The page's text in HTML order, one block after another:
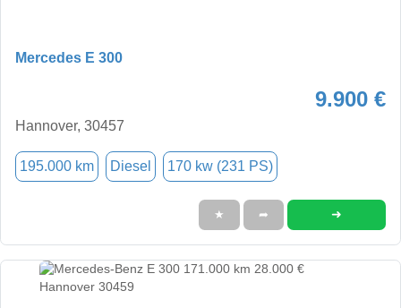
Mercedes E 300
9.900 €
Hannover, 30457
195.000 km Diesel 170 kw (231 PS)
★ ➦ ➜